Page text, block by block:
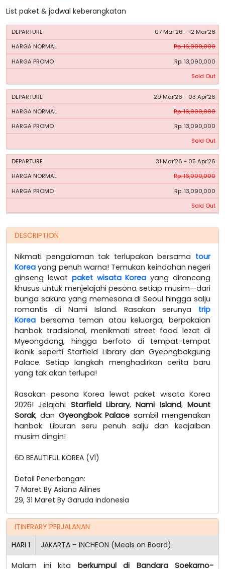
List paket & jadwal keberangkatan
PERIODE
HARGA
07 Mar'26 - 12 Mar'26
Rp. 16,000,000
Rp. 13,090,000
Sold Out
29 Mar'26 - 03 Apr'26
Rp. 16,000,000
Rp. 13,090,000
Sold Out
31 Mar'26 - 05 Apr'26
Rp. 16,000,000
Rp. 13,090,000
Sold Out
DESCRIPTION
Nikmati pengalaman tak terlupakan bersama tour
Korea yang penuh warna! Temukan keindahan negeri
ginseng lewat paket wisata Korea yang dirancang
khusus untuk menjelajahi pesona setiap musim—dari
bunga sakura yang memesona di Seoul hingga salju
romantis di Nami Island. Rasakan serunya trip
Korea bersama teman atau keluarga, berpakaian
hanbok tradisional, menikmati street food lezat di
Myeongdong, hingga berfoto di tempat-tempat
ikonik seperti Starfield Library dan Gyeongbokgung
Palace. Setiap langkah menghadirkan cerita baru
yang tak akan terlupa!
Rasakan pesona Korea lewat paket wisata Korea
2026! Jelajahi Starfield Library,Nami Island,Mount
Sorak, dan Gyeongbok Palace sambil mengenakan
hanbok. Liburan seru penuh salju dan keajaiban
musim dingin!
6D BEAUTIFUL KOREA (V1)
Detail Penerbangan:
7 Maret By Asiana Ailines
29, 31 Maret By Garuda Indonesia
ITINERARY PERJALANAN
HARI 1 JAKARTA – INCHEON (Meals on Board)
Malam ini kita berkumpul di Bandara Soekarno-